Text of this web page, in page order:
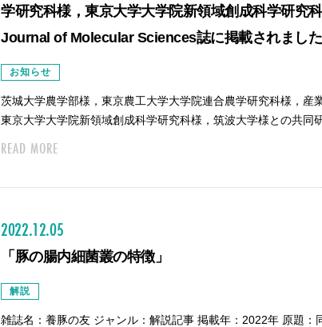
学研究科様，東京大学大学院新領域創成科学研究
Journal of Molecular Sciences誌に掲載されました
お知らせ
茨城大学農学部様，東京農工大学大学院連合農学研究科様，産
東京大学大学院新領域創成科学研究科様，筑波大学様との共同
READ MORE
2022.12.05
「豚の腸内細菌叢の特徴」
解説
雑誌名：養豚の友 ジャンル：解説記事 掲載年：2022年 原題：